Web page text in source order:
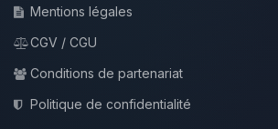
Mentions légales
CGV / CGU
Conditions de partenariat
Politique de confidentialité